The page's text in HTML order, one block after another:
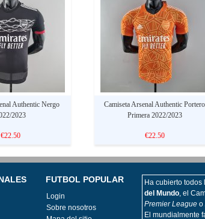
Authentic Nergo
2023
€22.50
Camiseta Arsenal Authentic Portero
Primera 2022/2023
€22.50
FUTBOL POPULAR
Login
Sobre nosotros
Ha cubierto
del Mundo, el
Premier League o
El mundialmente